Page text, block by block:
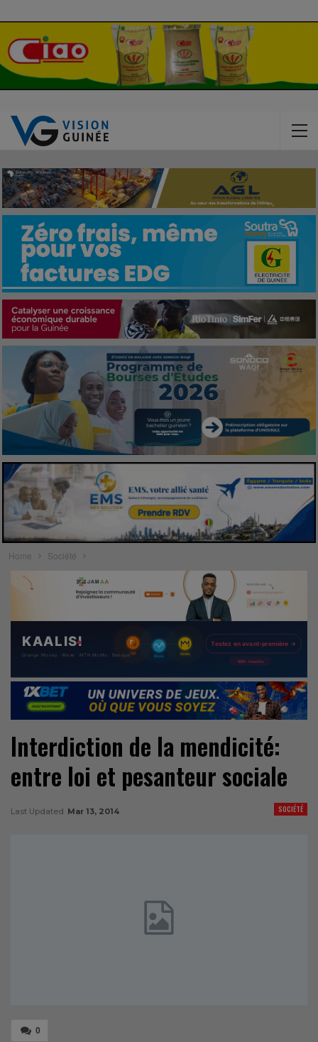
Home Société
Interdiction de la mendicité:
entre loi et pesanteur sociale
SOCIÉTÉ
Last Updated Mar 13, 2014
0